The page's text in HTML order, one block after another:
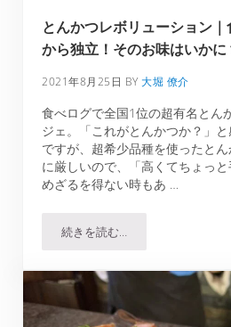
とんかつレボリューション
から独立！そのお味はいかに
2021年8月25日 BY大堀 僚介
食べログで全国1位の超有名とん
ジェ。「これがとんかつか？」
ですが、超希少品種を使ったと
に厳しいので、「高くてちょっ
めざるを得ない時もあ …
続きを読む…とんかつレボリューショ